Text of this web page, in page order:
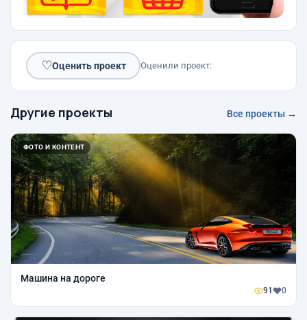
♡Оценить проект Оценили проект:
Другие проекты Все проекты →
ФОТО И КОНТЕНТ
Машина на дороге
91 0